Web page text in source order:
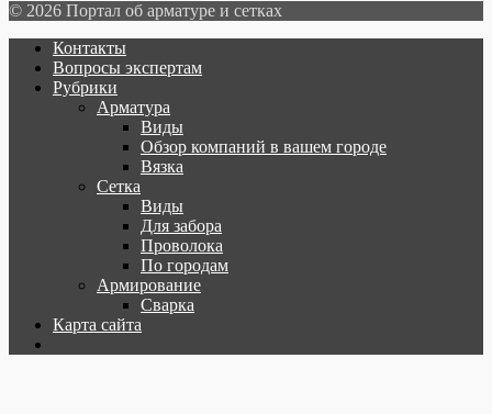
© 2026 Портал об арматуре и сетках
Контакты
Вопросы экспертам
Рубрики
Арматура
Виды
Обзор компаний в вашем городе
Вязка
Сетка
Виды
Для забора
Проволока
По городам
Армирование
Сварка
Карта сайта